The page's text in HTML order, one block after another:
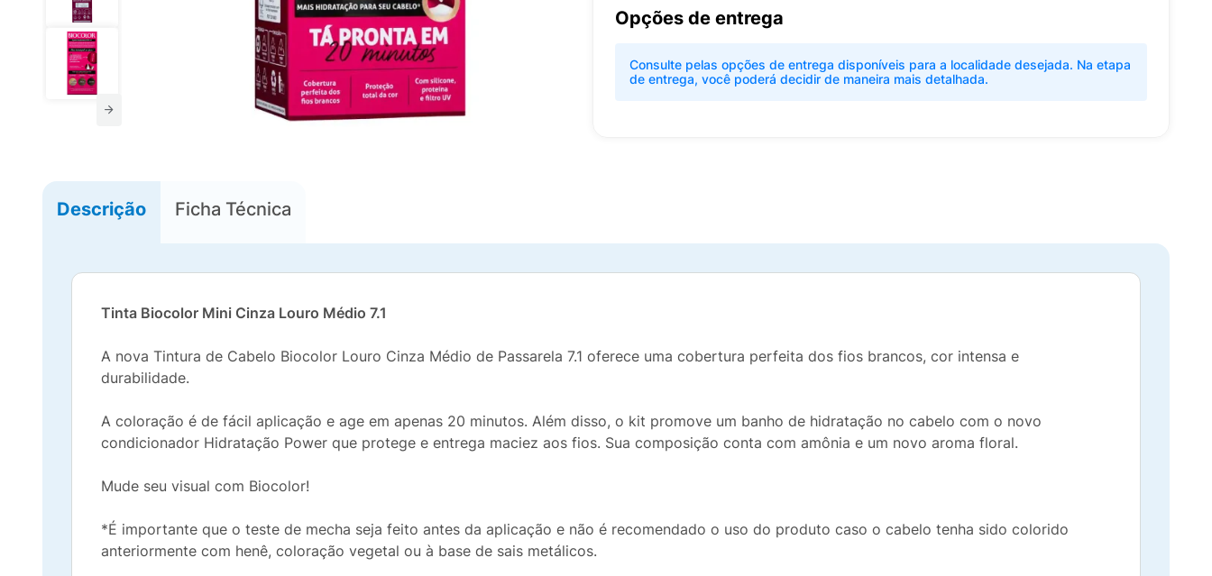
Opções de entrega
Consulte pelas opções de entrega disponíveis para a localidade desejada. Na etapa
de entrega, você poderá decidir de maneira mais detalhada.
Descrição Ficha Técnica
Tinta Biocolor Mini Cinza Louro Médio 7.1
A nova Tintura de Cabelo Biocolor Louro Cinza Médio de Passarela 7.1 oferece uma cobertura perfeita dos fios brancos, cor intensa e
durabilidade.
A coloração é de fácil aplicação e age em apenas 20 minutos. Além disso, o kit promove um banho de hidratação no cabelo com o novo
condicionador Hidratação Power que protege e entrega maciez aos fios. Sua composição conta com amônia e um novo aroma floral.
Mude seu visual com Biocolor!
*É importante que o teste de mecha seja feito antes da aplicação e não é recomendado o uso do produto caso o cabelo tenha sido colorido
anteriormente com henê, coloração vegetal ou à base de sais metálicos.